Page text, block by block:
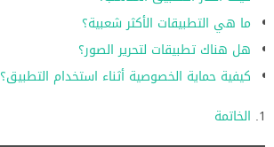
ما هي التطبيقات الأكثر شعبية؟
هل هناك تطبيقات لتحرير الصور؟
كيفية حماية الخصوصية أثناء استخدام التطبيق؟
الخاتمة